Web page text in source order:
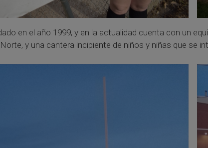
en el año 1999, y en la actualidad cuenta con un
y una cantera incipiente de niños y niñas que se